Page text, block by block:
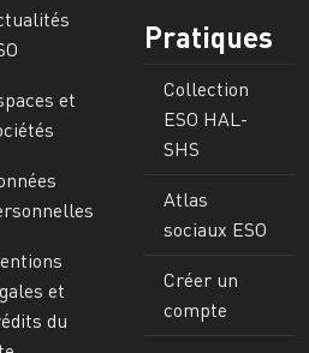
et
et
du
Pratiques
Collection
ESO HAL-
SHS
Atlas
sociaux ESO
Créer un
compte